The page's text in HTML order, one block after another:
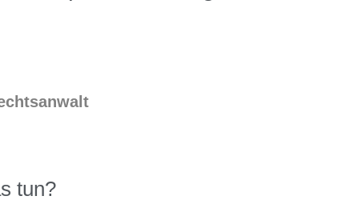
tun?